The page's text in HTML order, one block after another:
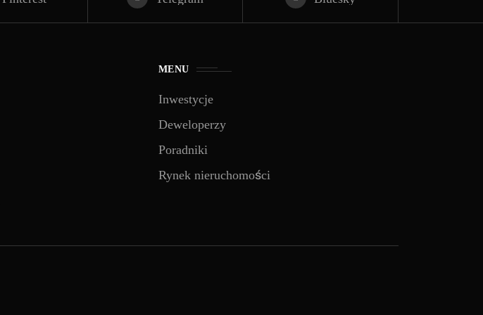
MENU
Inwestycje
Deweloperzy
Poradniki
Rynek nieruchomości